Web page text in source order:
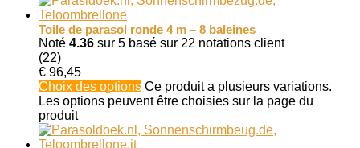
Toile de parasol ronde 4 m – 8 baleines
Noté 4.36 sur 5 basé sur 22 notations client
(22)
€ 96,45
Choix des options Ce produit a plusieurs variations.
Les options peuvent être choisies sur la page du
produit